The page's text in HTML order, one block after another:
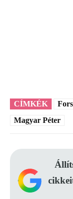
CÍMKÉK
Magyar Péter